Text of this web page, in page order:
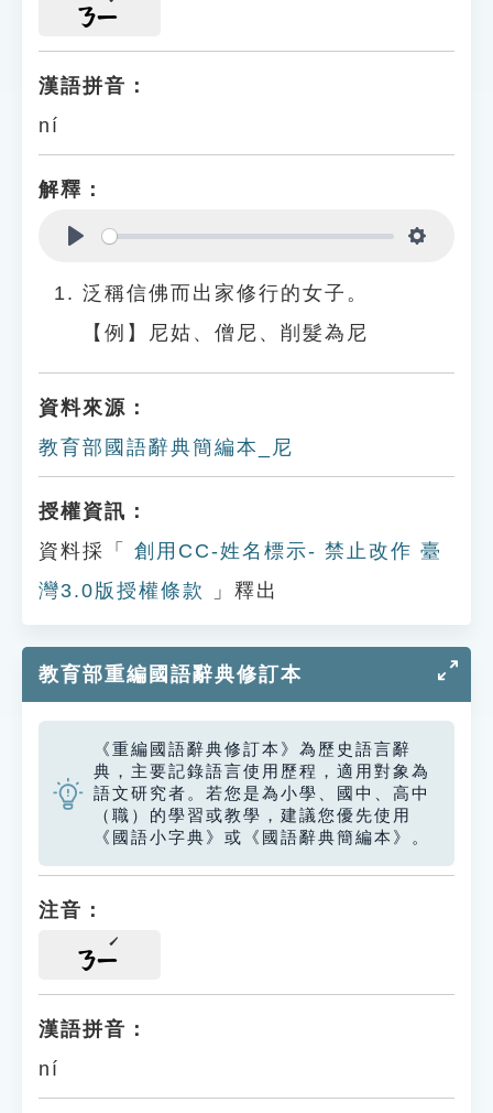
ㄋㄧ
漢語拼音：
ní
解釋：
泛稱信佛而出家修行的女子。
【例】尼姑、僧尼、削髮為尼
資料來源：
教育部國語辭典簡編本_尼
授權資訊：
資料採「
創用CC-姓名標示- 禁止改作 臺
灣3.0版授權條款
」釋出
教育部重編國語辭典修訂本
《重編國語辭典修訂本》為歷史語言辭
典，主要記錄語言使用歷程，適用對象為
語文研究者。若您是為小學、國中、高中
（職）的學習或教學，建議您優先使用
《國語小字典》或《國語辭典簡編本》。
注音：
ㄋㄧ
漢語拼音：
ní